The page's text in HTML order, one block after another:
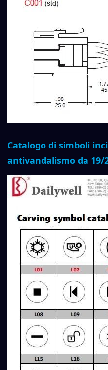
Catalogo di simboli
antivandalismo da 19/